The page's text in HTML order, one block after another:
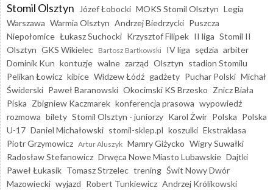
Stomil Olsztyn Józef Łobocki MOKS Stomil Olsztyn Legia
Warszawa Warmia Olsztyn Andrzej Biedrzycki Puszcza
Niepołomice Łukasz Suchocki Krzysztof Filipek II liga Stomil II
Olsztyn GKS Wikielec Bartosz Bartkowski IV liga sędzia arbiter
Dominik Kun kontuzje walne zarząd Olsztyn stadion Stomilu
Pelikan Łowicz kibice Widzew Łódź gadżety Puchar Polski Michał
Świderski Paweł Baranowski Okocimski KS Brzesko Znicz Biała
Piska Zbigniew Kaczmarek konferencja prasowa wypowiedź
rozmowa bilety Stomil Olsztyn - juniorzy Karol Żwir Polska Polska
U-17 Daniel Michałowski stomil-sklep.pl koszulki Ekstraklasa
Piotr Grzymowicz Artur Aluszyk Mamry Giżycko Wigry Suwałki
Radosław Stefanowicz Drwęca Nowe Miasto Lubawskie Dajtki
Paweł Łukasik Tomasz Strzelec trening Świt Nowy Dwór
Mazowiecki wyjazd Robert Tunkiewicz Andrzej Królikowski